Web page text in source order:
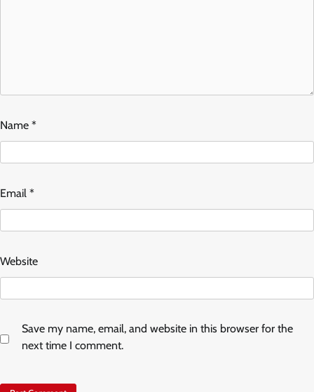
Name *
Email *
Website
Save my name, email, and website in this browser for the
next time I comment.